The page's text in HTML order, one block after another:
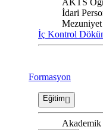
AKTS
İdari
İç Kontrol
Formasyon
Eğitim